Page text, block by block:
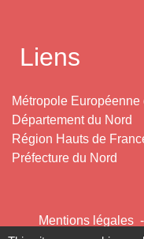
Liens
Métropole Européenne
Département du Nord
Région Hauts de
Préfecture du Nord
Mentions légales -